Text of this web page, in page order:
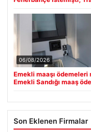
06/08/2026
Emekli maaşı ödemeleri
Emekli Sandığı maaş
Son Eklenen Firmalar